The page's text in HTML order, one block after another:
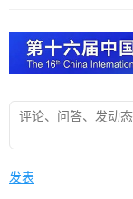
发表